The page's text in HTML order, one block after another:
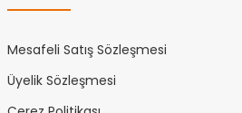
Mesafeli Satış Sözleşmesi
Üyelik Sözleşmesi